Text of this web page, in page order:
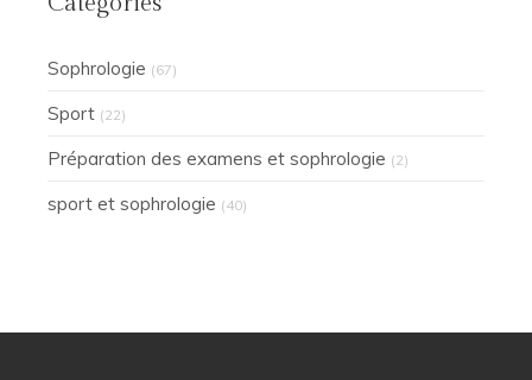
Sophrologie (67)
Sport (22)
Préparation des examens et sophrologie (2)
sport et sophrologie (40)